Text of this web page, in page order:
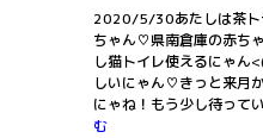
2020/5/30あたしは茶ト
ちゃん♡県南倉庫の赤ち
し猫トイレ使えるにゃん
しいにゃん♡きっと来月
にゃね！もう少し待って
む